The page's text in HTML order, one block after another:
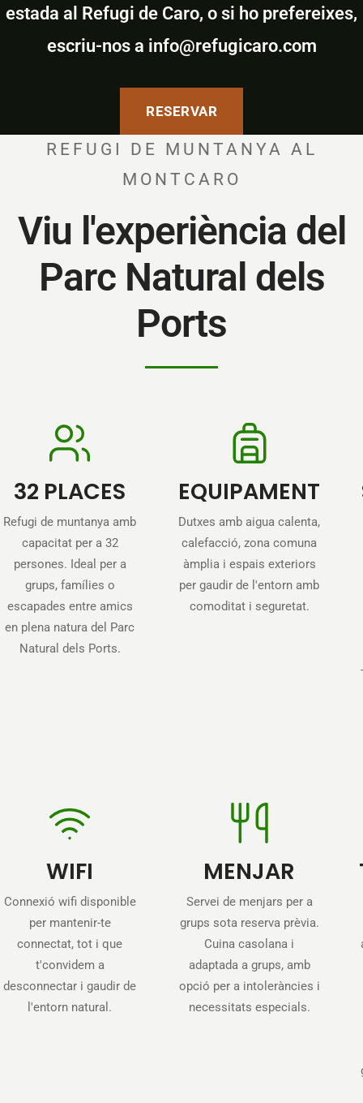
estada al Refugi de Caro, o si ho prefereixes,
escriu-nos a info@refugicaro.com
RESERVAR
REFUGI DE MUNTANYA AL
MONTCARO
Viu l'experiència del
Parc Natural dels
Ports
32 PLACES
Refugi de muntanya amb
capacitat per a 32
persones. Ideal per a
grups, famílies o
escapades entre amics
en plena natura del Parc
Natural dels Ports.
EQUIPAMENT
Dutxes amb aigua calenta,
calefacció, zona comuna
àmplia i espais exteriors
per gaudir de l'entorn amb
comoditat i seguretat.
WIFI
Connexió wifi disponible
per mantenir-te
connectat, tot i que
t'convidem a
desconnectar i gaudir de
l'entorn natural.
MENJAR
Servei de menjars per a
grups sota reserva prèvia.
Cuina casolana i
adaptada a grups, amb
opció per a intoleràncies i
necessitats especials.